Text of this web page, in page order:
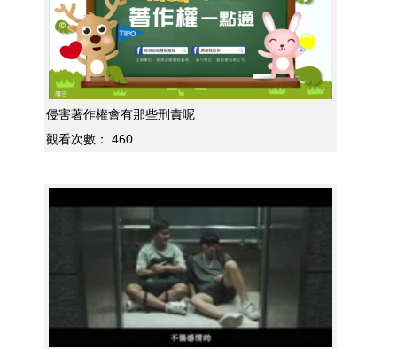
侵害著作權會有那些刑責呢
觀看次數：
460